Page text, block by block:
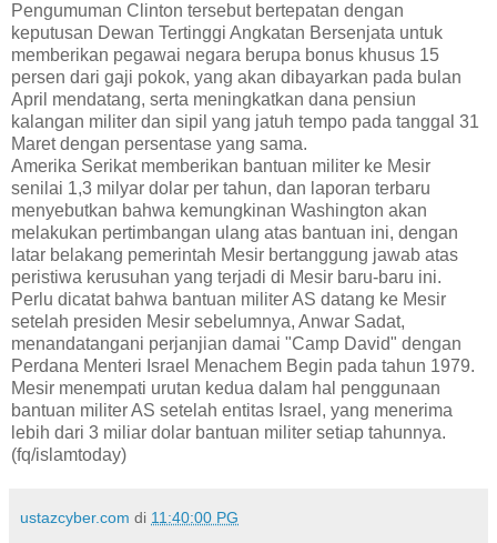
Pengumuman Clinton tersebut bertepatan dengan
keputusan Dewan Tertinggi Angkatan Bersenjata untuk
memberikan pegawai negara berupa bonus khusus 15
persen dari gaji pokok, yang akan dibayarkan pada bulan
April mendatang, serta meningkatkan dana pensiun
kalangan militer dan sipil yang jatuh tempo pada tanggal 31
Maret dengan persentase yang sama.
Amerika Serikat memberikan bantuan militer ke Mesir
senilai 1,3 milyar dolar per tahun, dan laporan terbaru
menyebutkan bahwa kemungkinan Washington akan
melakukan pertimbangan ulang atas bantuan ini, dengan
latar belakang pemerintah Mesir bertanggung jawab atas
peristiwa kerusuhan yang terjadi di Mesir baru-baru ini.
Perlu dicatat bahwa bantuan militer AS datang ke Mesir
setelah presiden Mesir sebelumnya, Anwar Sadat,
menandatangani perjanjian damai "Camp David" dengan
Perdana Menteri Israel Menachem Begin pada tahun 1979.
Mesir menempati urutan kedua dalam hal penggunaan
bantuan militer AS setelah entitas Israel, yang menerima
lebih dari 3 miliar dolar bantuan militer setiap tahunnya.
(fq/islamtoday)
ustazcyber.com di 11:40:00 PG